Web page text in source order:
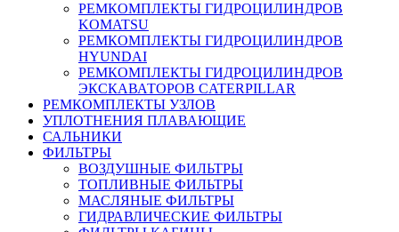
РЕМКОМПЛЕКТЫ ГИДРОЦИЛИНДРОВ
KOMATSU
РЕМКОМПЛЕКТЫ ГИДРОЦИЛИНДРОВ
HYUNDAI
РЕМКОМПЛЕКТЫ ГИДРОЦИЛИНДРОВ
ЭКСКАВАТОРОВ CATERPILLAR
РЕМКОМПЛЕКТЫ УЗЛОВ
УПЛОТНЕНИЯ ПЛАВАЮЩИЕ
САЛЬНИКИ
ФИЛЬТРЫ
ВОЗДУШНЫЕ ФИЛЬТРЫ
ТОПЛИВНЫЕ ФИЛЬТРЫ
МАСЛЯНЫЕ ФИЛЬТРЫ
ГИДРАВЛИЧЕСКИЕ ФИЛЬТРЫ